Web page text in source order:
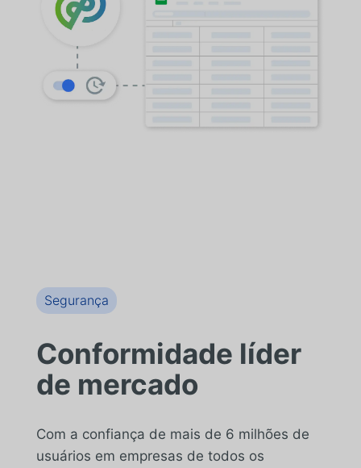
Sheetgo substitui essas abordagens por
fluxos de trabalho automatizados e
repetíveis que mantêm os dados
atualizados e prontos para uso
operacional.
Segurança
Conformidade líder
de mercado
Com a confiança de mais de 6 milhões de
usuários em empresas de todos os